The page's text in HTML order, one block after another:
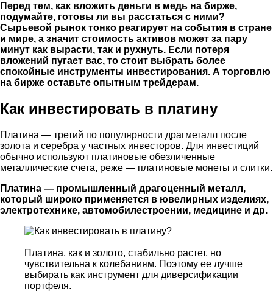
Перед тем, как вложить деньги в медь на бирже,
подумайте, готовы ли вы расстаться с ними?
Сырьевой рынок тонко реагирует на события в стране
и мире, а значит стоимость активов может за пару
минут как вырасти, так и рухнуть. Если потеря
вложений пугает вас, то стоит выбрать более
спокойные инструменты инвестирования. А торговлю
на бирже оставьте опытным трейдерам.
Как инвестировать в платину
Платина — третий по популярности драгметалл после
золота и серебра у частных инвесторов. Для инвестиций
обычно используют платиновые обезличенные
металлические счета, реже — платиновые монеты и слитки.
Платина — промышленный драгоценный металл,
который широко применяется в ювелирных изделиях,
электротехнике, автомобилестроении, медицине и др.
Платина, как и золото, стабильно растет, но
чувствительна к колебаниям. Поэтому ее лучше
выбирать как инструмент для диверсификации
портфеля.